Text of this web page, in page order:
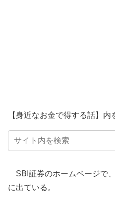
【身近なお金で得する話】内
SBI証券のホームページで
に出ている。